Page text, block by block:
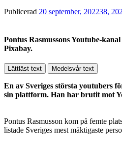
Publicerad 20 september, 202238,
Pontus Rasmussons Youtube-
Pixabay.
Lättläst text Medelsvår text
En av Sveriges största youtubers
sin plattform. Han har brutit mot
Pontus Rasmusson kom på femte
listade Sveriges mest mäktigaste